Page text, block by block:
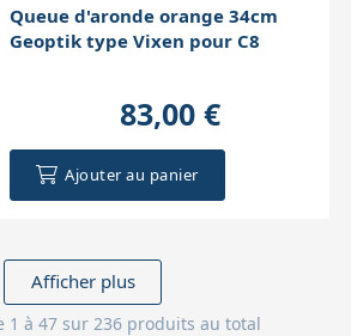
Queue d'aronde orange 34cm
Geoptik type Vixen pour C8
83,00 €
Ajouter au panier
1 à 47 sur 236 produits au total
Afficher plus